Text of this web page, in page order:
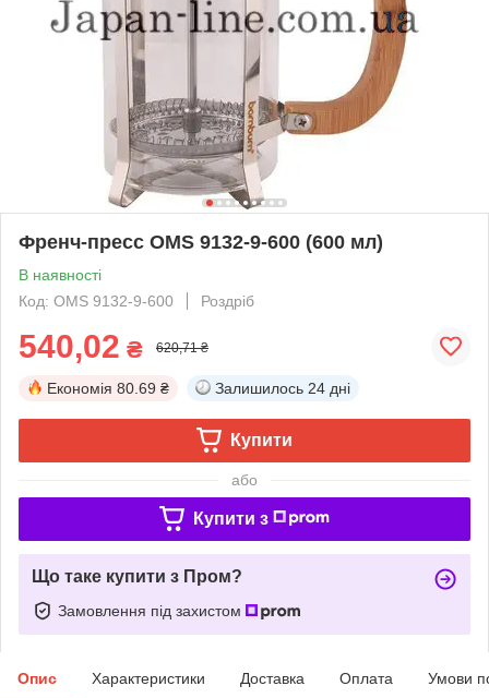
Френч-пресс OMS 9132-9-600 (600 мл)
В наявності
Код: OMS 9132-9-600
Роздріб
540,02 ₴ 620,71 ₴
Економія 80.69 ₴ Залишилось 24 дні
Купити
або
Купити з
Що таке купити з Пром?
Замовлення під захистом
Опис Характеристики Доставка Оплата Умови